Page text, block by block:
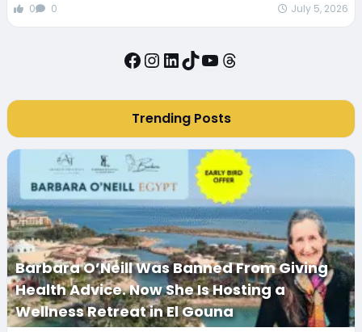
0 0 July 5, 2026
Facebook
Instagram
LinkedIn
TikTok
YouTube
Threads
Trending Posts
Barbara O’Neill Was Banned From Giving
Health Advice. Now She Is Hosting a
Wellness Retreat in El Gouna